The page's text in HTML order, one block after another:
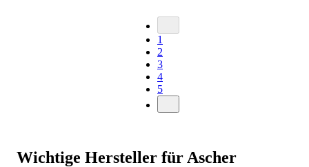
1
2
3
4
5
Wichtige Hersteller für Ascher